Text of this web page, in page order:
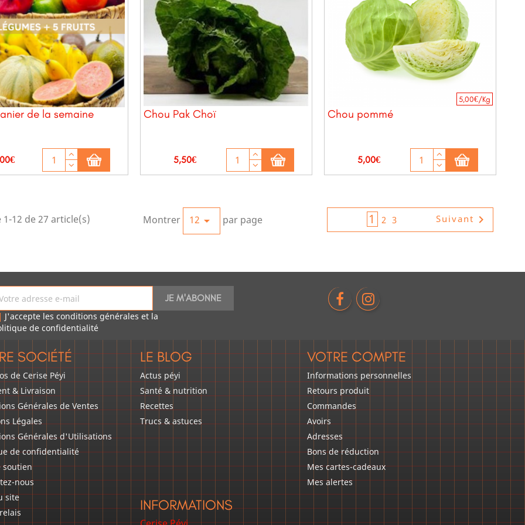
de la semaine Chou Pak Choï
Prix
5,50€
Chou pommé
5,00€/Kg
Prix
5,00€
12 de 27 article(s) Montrer 12  par page 1 2 3 Suivant 
J'accepte les conditions générales et la
de confidentialité
SOCIÉTÉ
de Cerise Péyi
& Livraison
Générales de Ventes
Légales
Générales d'Utilisations
de confidentialité
soutien
nous
site
LE BLOG
Actus péyi
Santé & nutrition
Recettes
Trucs & astuces
VOTRE COMPTE
Informations personnelles
Retours produit
Commandes
Avoirs
Adresses
Bons de réduction
Mes cartes-cadeaux
Mes alertes
INFORMATIONS